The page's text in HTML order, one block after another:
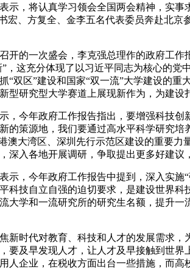
示，将认真学习领会全国两会精神，实
宏、方复全、金李五名代表委员奔赴北
开的一次盛会，李克强总理作的政府工
，这充分体现了以习近平同志为核心的
双区”建设和国家“双一流”大学建设的
研究型大学赛道上展现新作为，为建
，今年政府工作报告指出，要增强科技
的策源地，我们要通过高水平科学研究
澳大湾区、深圳先行示范区建设的重要
入各地开展调研，争取提出更多好建
，今年政府工作报告中提到，深入实
科技自立自强的迫切要求，是建设世界
大学和一流研究所的研究生名额，提升
新时代对教育、科技和人才的发展需求
要及早发现人才，让人才及早接触到世
人企业，在税收方面出台一些措施，而